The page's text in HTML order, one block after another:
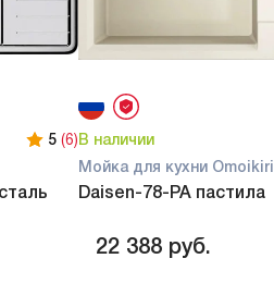
5 (6)В наличии
Мойка для кухни Omoikiri
Daisen-78-PA пастила
22 388 руб.